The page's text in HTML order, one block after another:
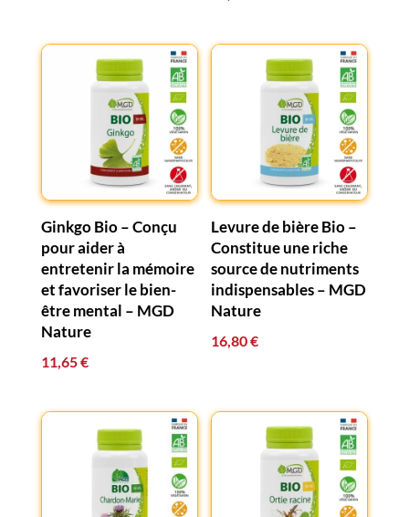
Ginkgo Bio – Conçu
pour aider à
entretenir la mémoire
et favoriser le bien-
être mental – MGD
Nature
11,65€
Levure de bière Bio –
Constitue une riche
source de nutriments
indispensables – MGD
Nature
16,80€